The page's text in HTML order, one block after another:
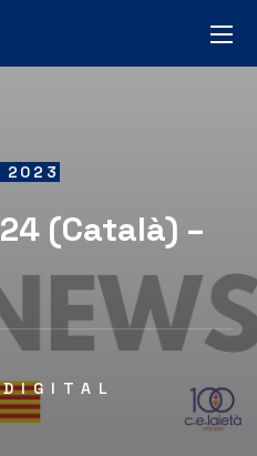
2023
(Català) –
DIGITAL